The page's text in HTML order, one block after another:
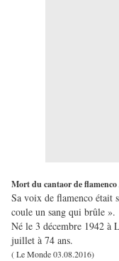
Mort du cantaor de flamenco
Sa voix de flamenco était
coule un sang qui brûle ».
Né le 3 décembre 1942 à
juillet à 74 ans.
( Le Monde 03.08.2016)